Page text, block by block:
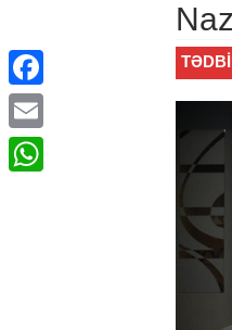
Facebook
Email